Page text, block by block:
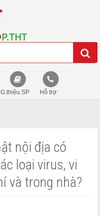
G.thiệu SP Hỗ trợ
nội địa có
loại virus, vi
và trong nhà?